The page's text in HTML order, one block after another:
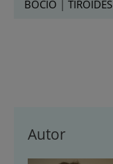
BOCIO | TIROIDES
Autor